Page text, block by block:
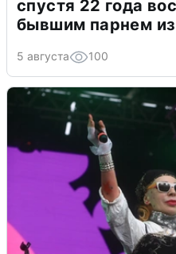
спустя 22 года
бывшим парнем
5 августа 100